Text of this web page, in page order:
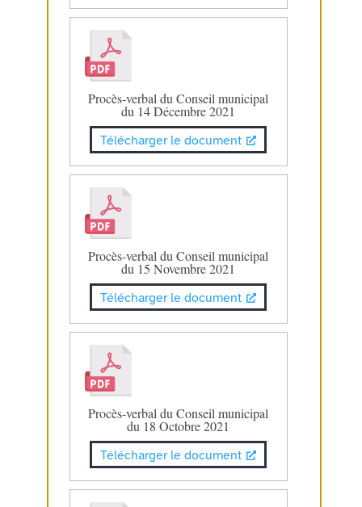
Procès-verbal du Conseil municipal
du 14 Décembre 2021
Télécharger le document
Procès-verbal du Conseil municipal
du 15 Novembre 2021
Télécharger le document
Procès-verbal du Conseil municipal
du 18 Octobre 2021
Télécharger le document